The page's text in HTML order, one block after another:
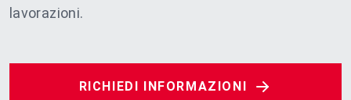
lavorazioni.
RICHIEDI INFORMAZIONI